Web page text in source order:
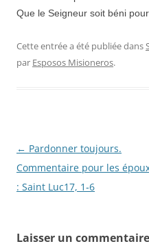
Que le Seigneur soit béni
Cette entrée a été publiée dans
par Esposos Misioneros.
Navigation
des
articles
← Pardonner toujours.
Commentaire pour les
: Saint Luc17, 1‐6
Laisser un commentaire